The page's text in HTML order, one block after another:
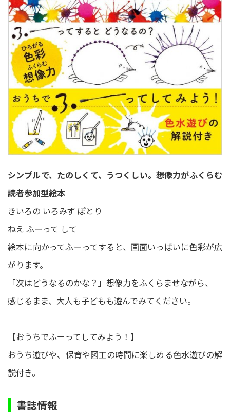
シンプルで、たのしくて、うつくしい。想像力がふくらむ
読者参加型絵本
きいろの いろみず ぽとり
ねえ ふーって して
絵本に向かってふーってすると、画面いっぱいに色彩が広
がります。
「次はどうなるのかな？」想像力をふくらませながら、
感じるまま、大人も子どもも遊んでみてください。
【おうちでふーってしてみよう！】
おうち遊びや、保育や図工の時間に楽しめる色水遊びの解
説付き。
書誌情報